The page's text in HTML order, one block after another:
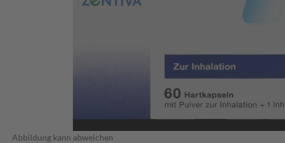
Abbildung kann abweichen